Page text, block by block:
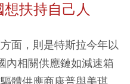
扶持自己人
面，則是特斯拉今年以
內相關供應鏈如減速箱